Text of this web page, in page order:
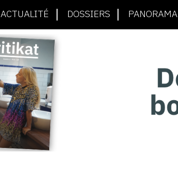
ACTUALITÉ DOSSIERS PANORAMA